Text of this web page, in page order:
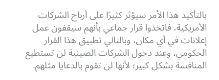
بالتأكيد هذا الأمر سيؤثر كثيرًا على أرباح الشركات
الأمريكية، فاتخذوا قرار جماعي بأنهم سيقفون عمل
إعلانات في أي مكان، وبالتالي تطبيق هذا القرار
الحكومي، وعند دخول الشركات الصينية لن تستطيع
المنافسة بشكل كبير؛ لأنها لن تقوم بالدعايا مثلهم.